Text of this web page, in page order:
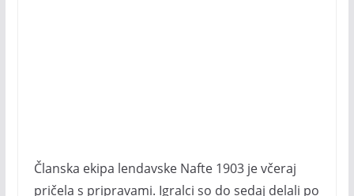
Članska ekipa lendavske Nafte 1903 je včeraj
pričela s pripravami. Igralci so do sedaj delali po